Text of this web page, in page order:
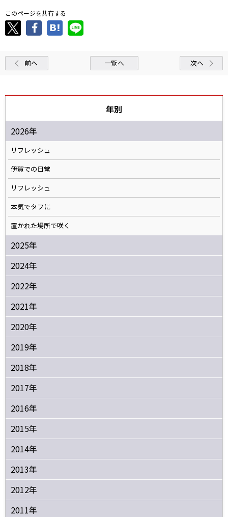
このページを共有する
前へ 一覧へ 次へ
年別
2026年
リフレッシュ
伊賀での日常
リフレッシュ
本気でタフに
置かれた場所で咲く
2025年
2024年
2022年
2021年
2020年
2019年
2018年
2017年
2016年
2015年
2014年
2013年
2012年
2011年